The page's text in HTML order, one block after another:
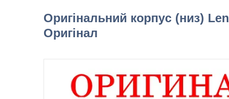
Оригінальний корпус (низ)
Оригінал